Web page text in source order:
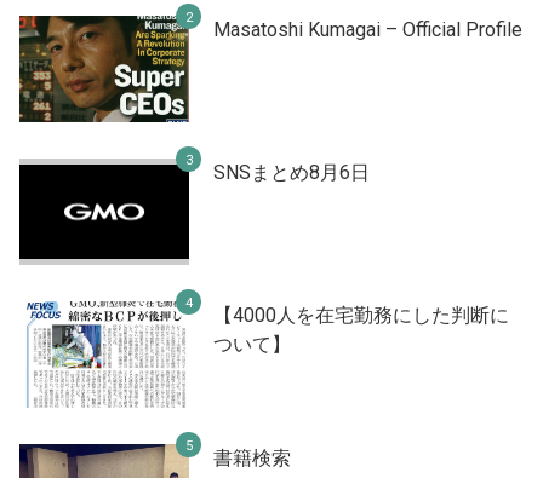
Masatoshi Kumagai – Official Profile
SNSまとめ8月6日
【4000人を在宅勤務にした判断に
ついて】
書籍検索